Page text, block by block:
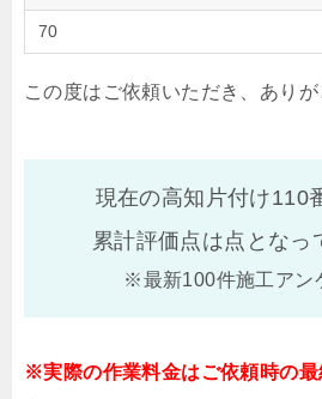
70
この度はご依頼いただき、ありが
現在の高知片付け110
累計評価点は点となっ
※最新100件施工アン
※実際の作業料金はご依頼時の